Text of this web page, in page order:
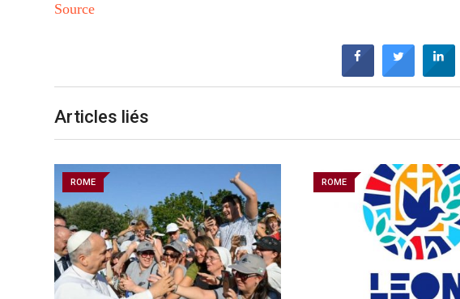
Source
Articles liés
ROME ROME